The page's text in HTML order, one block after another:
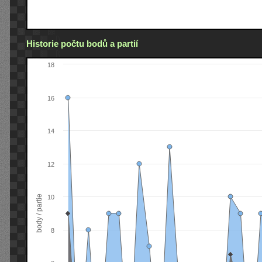
Historie počtu bodů a partií
body / partie 8
10
12
14
16
18